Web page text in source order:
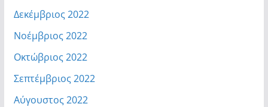
Δεκέμβριος 2022
Νοέμβριος 2022
Οκτώβριος 2022
Σεπτέμβριος 2022
Αύγουστος 2022